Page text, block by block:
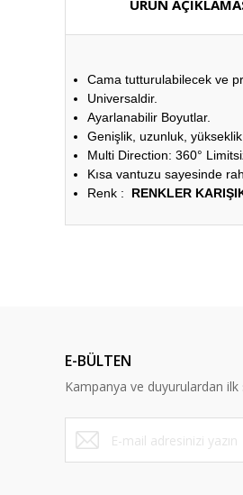
ÜRÜN
Cama tutturulabilecek ve
Universaldir.
Ayarlanabilir Boyutlar.
Genişlik, uzunluk,
Multi Direction: 360°
Kısa vantuzu sayesinde
Renk : RENKLER
Ürün bilgilerinde hatalar
Ürün fiyatı diğer
Bu ürüne benzer farklı
E-BÜLTEN
Kampanya ve duyurulardan